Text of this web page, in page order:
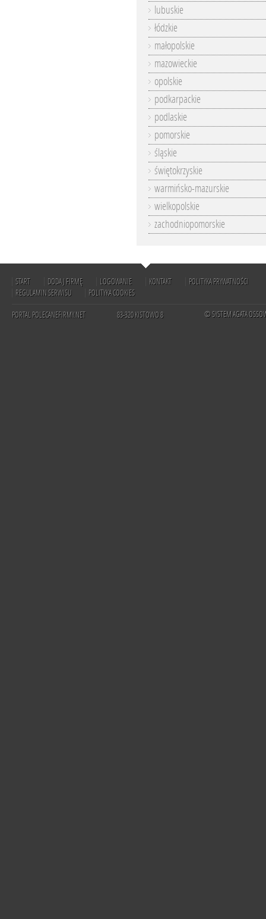
lubuskie
łódzkie
małopolskie
mazowieckie
opolskie
podkarpackie
podlaskie
pomorskie
śląskie
świętokrzyskie
warmińsko-mazurskie
wielkopolskie
zachodniopomorskie
START DODAJ FIRMĘ LOGOWANIE KONTAKT
POLITYKA PRYWATNOŚCI
REGULAMIN SERWISU
POLITYKA COOKIES
PORTAL POLECANEFIRMY.NET 83-320 KISTOWO 8 © SYSTEM AGATA